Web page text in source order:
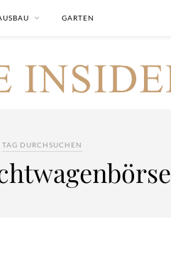
GARTEN
TAG DURCHSUCHEN